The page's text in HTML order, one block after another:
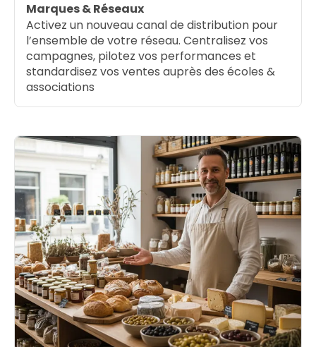
Marques & Réseaux
Activez un nouveau canal de distribution pour
l’ensemble de votre réseau. Centralisez vos
campagnes, pilotez vos performances et
standardisez vos ventes auprès des écoles &
associations